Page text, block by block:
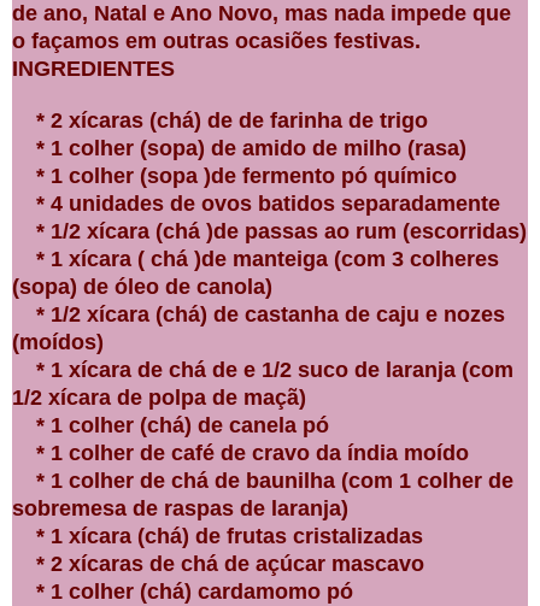
de ano, Natal e Ano Novo, mas nada impede que
o façamos em outras ocasiões festivas.
INGREDIENTES
* 2 xícaras (chá) de de farinha de trigo
* 1 colher (sopa) de amido de milho (rasa)
* 1 colher (sopa )de fermento pó químico
* 4 unidades de ovos batidos separadamente
* 1/2 xícara (chá )de passas ao rum (escorridas)
* 1 xícara ( chá )de manteiga (com 3 colheres
(sopa) de óleo de canola)
* 1/2 xícara (chá) de castanha de caju e nozes
(moídos)
* 1 xícara de chá de e 1/2 suco de laranja (com
1/2 xícara de polpa de maçã)
* 1 colher (chá) de canela pó
* 1 colher de café de cravo da índia moído
* 1 colher de chá de baunilha (com 1 colher de
sobremesa de raspas de laranja)
* 1 xícara (chá) de frutas cristalizadas
* 2 xícaras de chá de açúcar mascavo
* 1 colher (chá) cardamomo pó